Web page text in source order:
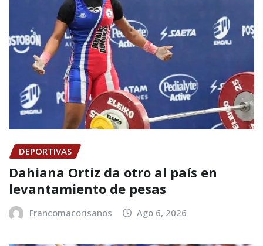
DEPORTIVAS
Dahiana Ortiz da otro al país en
levantamiento de pesas
Francomacorisanos Ago 6, 2026